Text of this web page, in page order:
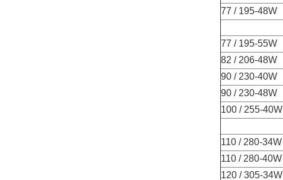
77 / 195-48W
77 / 195-55W
82 / 206-48W
90 / 230-40W
90 / 230-48W
100 / 255-40W
110 / 280-34W
110 / 280-40W
120 / 305-34W